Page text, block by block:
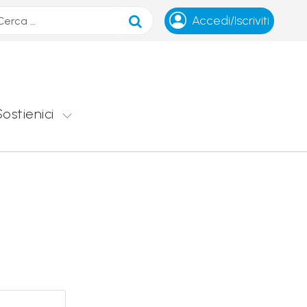
Accedi/Iscriviti